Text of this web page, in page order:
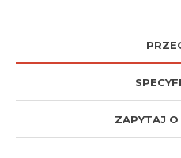
ZAPYTAJ